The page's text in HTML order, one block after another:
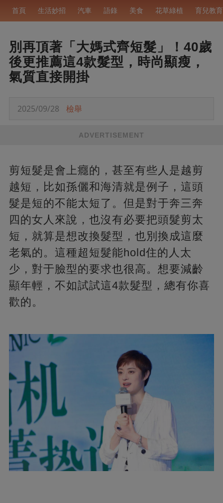
首頁 生活妙招 汽車 語錄 美食 花草綠植 育兒教育
別再頂著「大媽式齊短髮」！40歲
後更推薦這4款髮型，時尚顯瘦，
氣質直接開掛
2025/09/28 檢舉
ADVERTISEMENT
剪短髮是會上癮的，甚至有些人是越剪
越短，比如孫儷和海清就是例子，這頭
髮是短的不能太短了。但是對于奔三奔
四的女人來說，也沒有必要把頭髮剪太
短，就算是想改換髮型，也別換成這麼
老氣的。這種超短髮能hold住的人太
少，對于臉型的要求也很高。想要減齡
顯年輕，不如試試這4款髮型，總有你喜
歡的。